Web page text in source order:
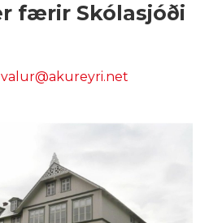
færir Skólasjóði
valur@akureyri.net